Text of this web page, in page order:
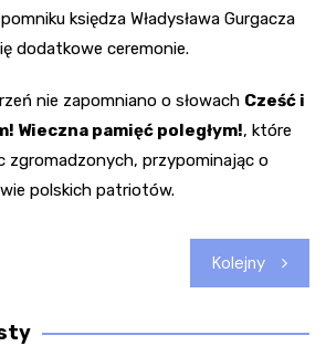
księdza Władysława Gurgacza
dodatkowe ceremonie.
nie zapomniano o słowach Cześć i
Wieczna pamięć poległym!, które
zgromadzonych, przypominając o
polskich patriotów.
Kolejny